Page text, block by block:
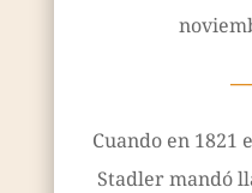
Cuando en 1821
Stadler mandó